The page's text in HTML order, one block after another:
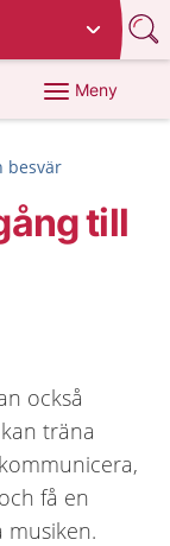
Meny
besvär
till
också
träna
få en
musiken.